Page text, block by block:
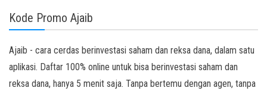
Kode Promo Ajaib
Ajaib - cara cerdas berinvestasi saham dan reksa dana, dalam satu
aplikasi. Daftar 100% online untuk bisa berinvestasi saham dan
reksa dana, hanya 5 menit saja. Tanpa bertemu dengan agen, tanpa